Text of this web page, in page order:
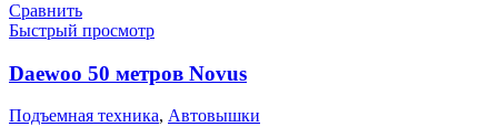
Сравнить
Быстрый просмотр
Daewoo 50 метров Novus
Подъемная техника, Автовышки